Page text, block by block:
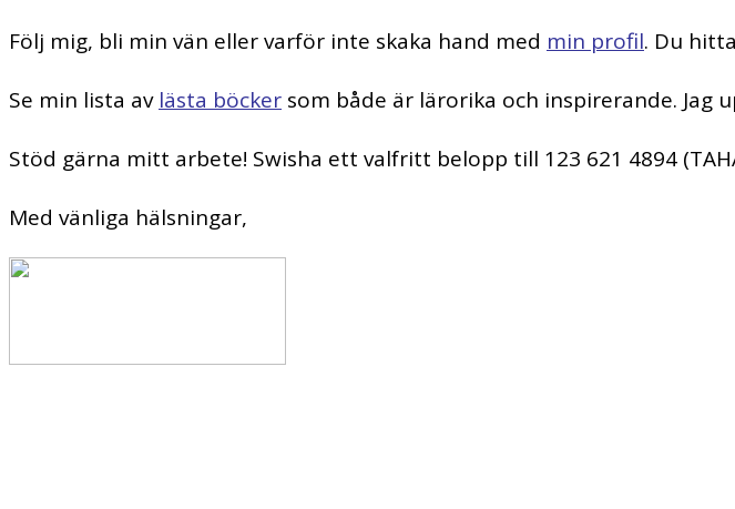
Följ mig, bli min vän eller varför inte skaka hand med min profil. Du
Se min lista av lästa böcker som både är lärorika och inspirerande. Jag
Stöd gärna mitt arbete! Swisha ett valfritt belopp till 123 621 4894
Med vänliga hälsningar,